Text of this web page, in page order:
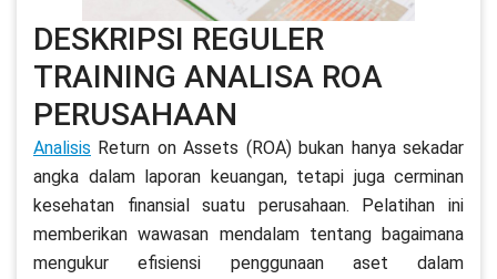
DESKRIPSI REGULER
TRAINING ANALISA ROA
PERUSAHAAN
Analisis Return on Assets (ROA) bukan hanya sekadar
angka dalam laporan keuangan, tetapi juga cerminan
kesehatan finansial suatu perusahaan. Pelatihan ini
memberikan wawasan mendalam tentang bagaimana
mengukur efisiensi penggunaan aset dalam